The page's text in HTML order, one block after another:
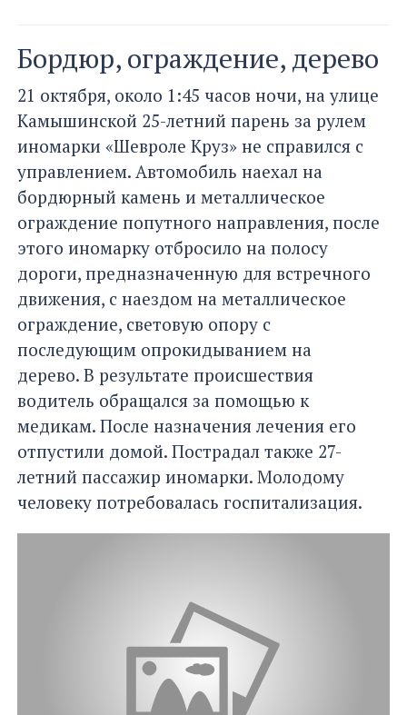
Бордюр, ограждение, дерево
21 октября, около 1:45 часов ночи, на улице
Камышинской 25-летний парень за рулем
иномарки «Шевроле Круз» не справился с
управлением. Автомобиль наехал на
бордюрный камень и металлическое
ограждение попутного направления, после
этого иномарку отбросило на полосу
дороги, предназначенную для встречного
движения, с наездом на металлическое
ограждение, световую опору с
последующим опрокидыванием на
дерево. В результате происшествия
водитель обращался за помощью к
медикам. После назначения лечения его
отпустили домой. Пострадал также 27-
летний пассажир иномарки. Молодому
человеку потребовалась госпитализация.